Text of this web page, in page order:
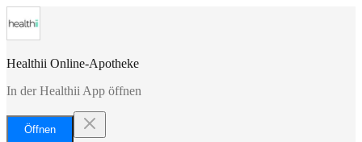
Healthii Online-Apotheke
In der Healthii App öffnen
Öffnen